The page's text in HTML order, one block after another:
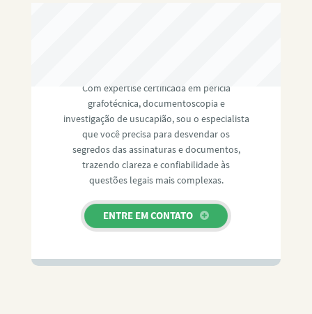
Com expertise certificada em perícia
grafotécnica, documentoscopia e
investigação de usucapião, sou o especialista
que você precisa para desvendar os
segredos das assinaturas e documentos,
trazendo clareza e confiabilidade às
questões legais mais complexas.
ENTRE EM CONTATO